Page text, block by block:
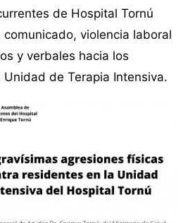
de Hospital Tornú
violencia laboral
y verbales hacia los
de Terapia Intensiva.